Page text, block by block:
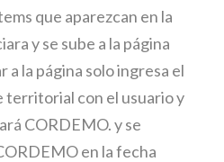
que aparezcan en la
y se sube a la página
a la página solo ingresa el
territorial con el usuario y
CORDEMO. y se
en la fecha